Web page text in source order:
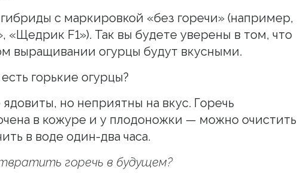
с маркировкой «без горечи» (например,
«Щедрик F1»). Так вы будете уверены в том, что
выращивании огурцы будут вкусными.
горькие огурцы?
но неприятны на вкус. Горечь
в кожуре и у плодоножки — можно очистить
в воде один-два часа.
горечь в будущем?